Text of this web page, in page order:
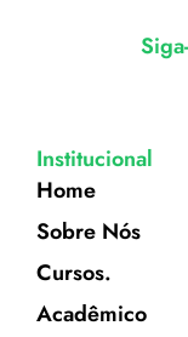
Institucional
Home
Sobre Nós
Cursos.
Acadêmico